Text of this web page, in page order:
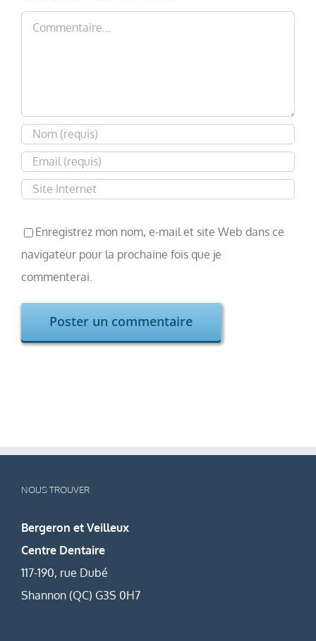
Commentaire
Enregistrez mon nom, e-mail et site Web dans ce
navigateur pour la prochaine fois que je
commenterai.
NOUS TROUVER
Bergeron et Veilleux
Centre Dentaire
117-190, rue Dubé
Shannon (QC) G3S 0H7